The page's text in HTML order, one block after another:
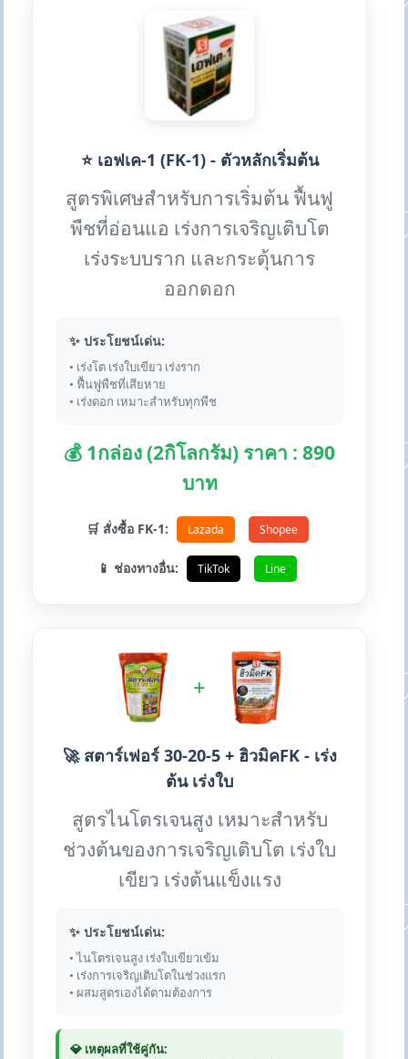
⭐ เอฟเค-1 (FK-1) - ตัวหลักเริ่มต้น
สูตรพิเศษสำหรับการเริ่มต้น ฟื้นฟู
พืชที่อ่อนแอ เร่งการเจริญเติบโต
เร่งระบบราก และกระตุ้นการ
ออกดอก
✨ ประโยชน์เด่น:
• เร่งโต เร่งใบเขียว เร่งราก
• ฟื้นฟูพืชที่เสียหาย
• เร่งดอก เหมาะสำหรับทุกพืช
💰 1กล่อง (2กิโลกรัม) ราคา : 890
บาท
🛒 สั่งซื้อ FK-1: Lazada Shopee
📱 ช่องทางอื่น: TikTok Line
+
🚀 สตาร์เฟอร์ 30-20-5 + ฮิวมิคFK - เร่ง
ต้น เร่งใบ
สูตรไนโตรเจนสูง เหมาะสำหรับ
ช่วงต้นของการเจริญเติบโต เร่งใบ
เขียว เร่งต้นแข็งแรง
✨ ประโยชน์เด่น:
• ไนโตรเจนสูง เร่งใบเขียวเข้ม
• เร่งการเจริญเติบโตในช่วงแรก
• ผสมสูตรเองได้ตามต้องการ
💎 เหตุผลที่ใช้คู่กัน: